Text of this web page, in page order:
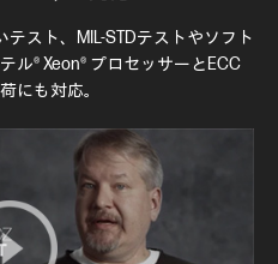
スト、MIL-STDテストやソフト
ル® Xeon® プロセッサーとECC
にも対応。